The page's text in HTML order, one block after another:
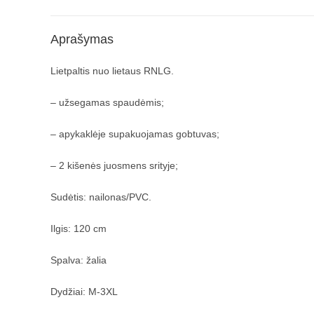
Aprašymas
Lietpaltis nuo lietaus RNLG.
– užsegamas spaudėmis;
– apykaklėje supakuojamas gobtuvas;
– 2 kišenės juosmens srityje;
Sudėtis: nailonas/PVC.
Ilgis: 120 cm
Spalva: žalia
Dydžiai: M-3XL